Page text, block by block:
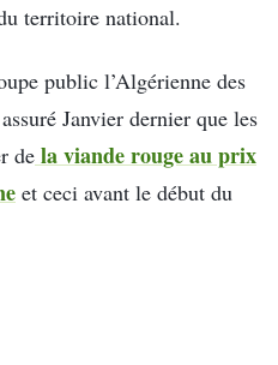
territoire national.
public l’Algérienne des
Janvier dernier que les
de la viande rouge au prix
et ceci avant le début du